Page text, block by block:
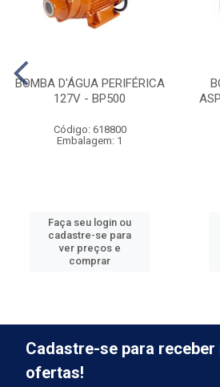
BOMBA D'ÁGUA PERIFÉRICA
127V - BP500
Código: 618800
Embalagem: 1
Faça seu login ou
cadastre-se para
ver preços e
comprar
Cadastre-se para receber
ofertas!